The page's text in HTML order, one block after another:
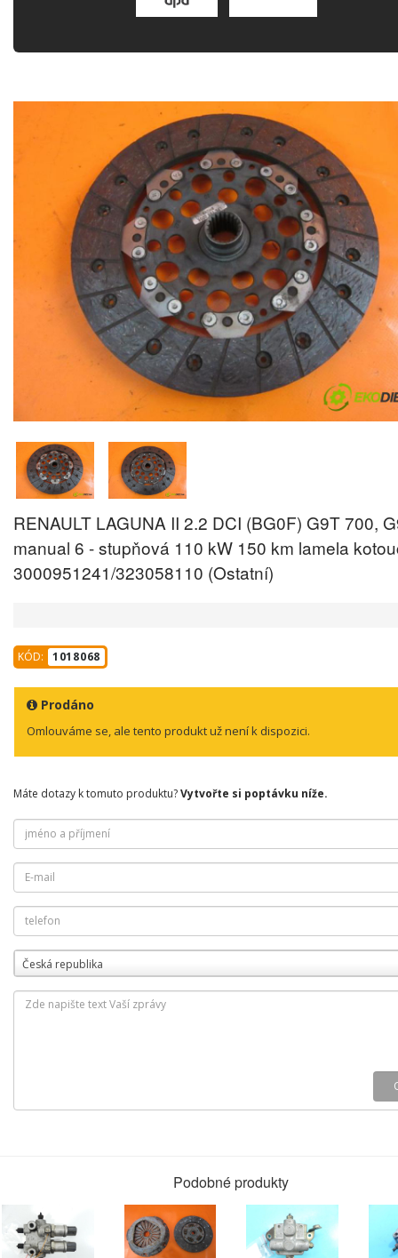
RENAULT LAGUNA II 2.2 DCI (BG0F) G9T 700,
manual 6 - stupňová 110 kW 150 km lamela
3000951241/323058110 (Ostatní)
KÓD: 1018068
Prodáno
Omlouváme se, ale tento produkt už není k dispozici.
Máte dotazy k tomuto produktu?Vytvořte si poptávku níže.
Česká republika
Podobné produkty